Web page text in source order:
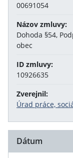
00691054
Názov zmluvy:
Dohoda §54,
obec
ID zmluvy:
10926635
Zverejnil:
Úrad práce,
Dátum